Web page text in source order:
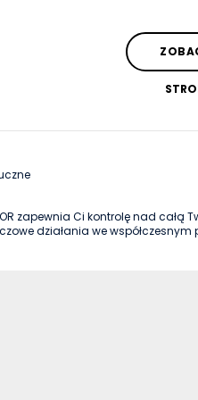
zapewnia Ci kontrolę nad całą
działania we współczesnym